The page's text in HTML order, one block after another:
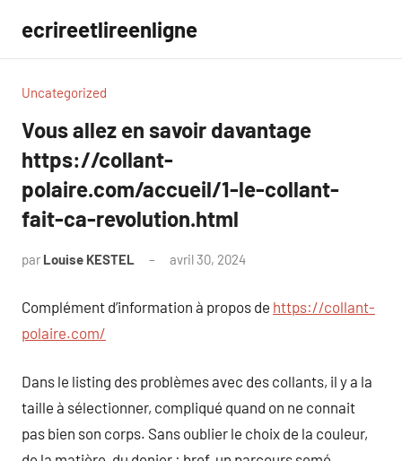
contenu
ecrireetlireenligne
Uncategorized
Vous allez en savoir davantage
https://collant-
polaire.com/accueil/1-le-collant-
fait-ca-revolution.html
par Louise KESTEL avril 30, 2024
Complément d’information à propos de https://collant-
polaire.com/
Dans le listing des problèmes avec des collants, il y a la
taille à sélectionner, compliqué quand on ne connait
pas bien son corps. Sans oublier le choix de la couleur,